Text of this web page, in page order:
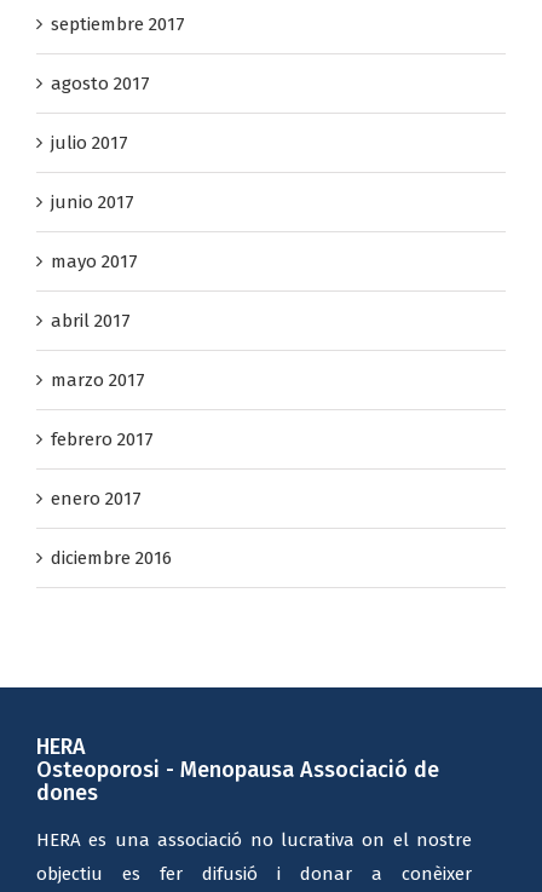
septiembre 2017
agosto 2017
julio 2017
junio 2017
mayo 2017
abril 2017
marzo 2017
febrero 2017
enero 2017
diciembre 2016
HERA
Osteoporosi - Menopausa Associació de
dones
HERA es una associació no lucrativa on el nostre
objectiu es fer difusió i donar a conèixer